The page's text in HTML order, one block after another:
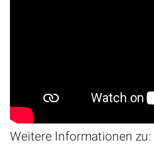
Weitere Informationen zu: